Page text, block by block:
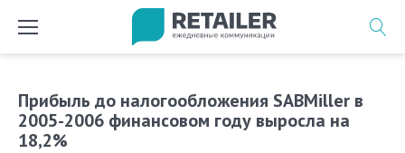
Прибыль до налогообложения SABMiller в
2005-2006 финансовом году выросла на
18,2%